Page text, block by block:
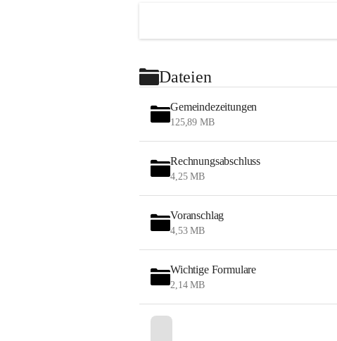
Dateien
Gemeindezeitungen
125,89 MB
Rechnungsabschluss
4,25 MB
Voranschlag
4,53 MB
Wichtige Formulare
2,14 MB